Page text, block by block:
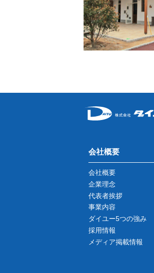
会社概要
会社概要
企業理念
代表者挨拶
事業内容
ダイユー5つの強み
採用情報
メディア掲載情報